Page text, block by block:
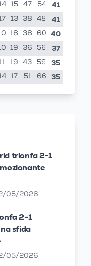
15 47 54 41
13 38 48 41
18 38 60 40
19 36 56 37
11 19 43 59 35
17 51 66 35
trionfa 2-1
05/2026
2-1
sfida
05/2026